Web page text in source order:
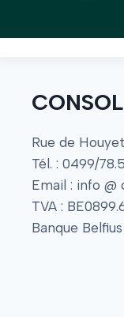
Rue de
Tél. : 0499/
Email : info @
TVA :
Banque